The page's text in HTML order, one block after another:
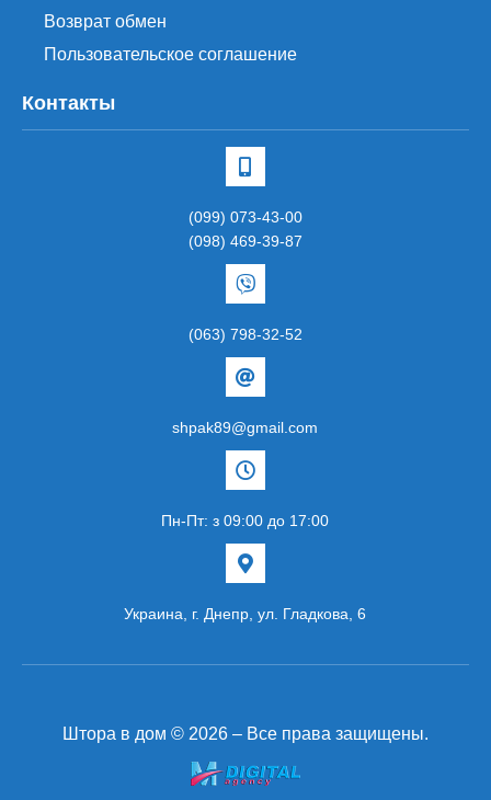
Возврат обмен
Пользовательское соглашение
Контакты
(099) 073-43-00
(098) 469-39-87
(063) 798-32-52
shpak89@gmail.com
Пн-Пт: з 09:00 до 17:00
Украина, г. Днепр, ул. Гладкова, 6
Штора в дом © 2026 – Все права защищены.